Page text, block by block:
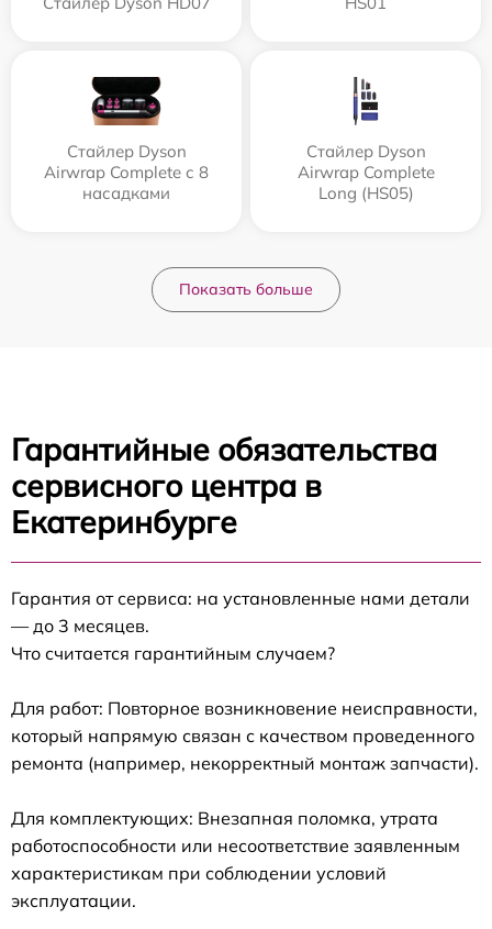
Стайлер Dyson
Airwrap Complete с 8
насадками
Стайлер Dyson
Airwrap Complete
Long (HS05)
Показать больше
Гарантийные обязательства
сервисного центра в
Екатеринбурге
Гарантия от сервиса: на установленные нами детали
— до 3 месяцев.
Что считается гарантийным случаем?
Для работ: Повторное возникновение неисправности,
который напрямую связан с качеством проведенного
ремонта (например, некорректный монтаж запчасти).
Для комплектующих: Внезапная поломка, утрата
работоспособности или несоответствие заявленным
характеристикам при соблюдении условий
эксплуатации.